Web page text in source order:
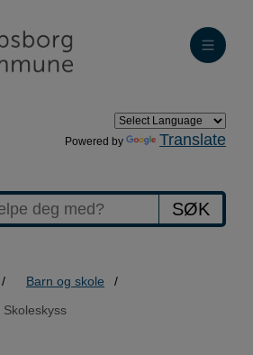
Powered by Translate
SØK
Barn og skole
Skoleskyss